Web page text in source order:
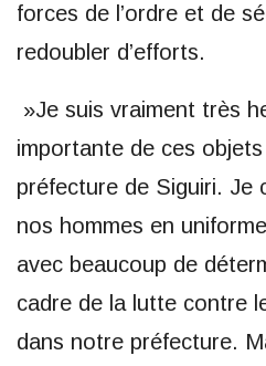
forces de l’ordre et de
redoubler d’efforts.
»Je suis vraiment très
importante de ces
préfecture de Siguiri. Je
nos hommes en
avec beaucoup de
cadre de la lutte contre
dans notre préfecture.